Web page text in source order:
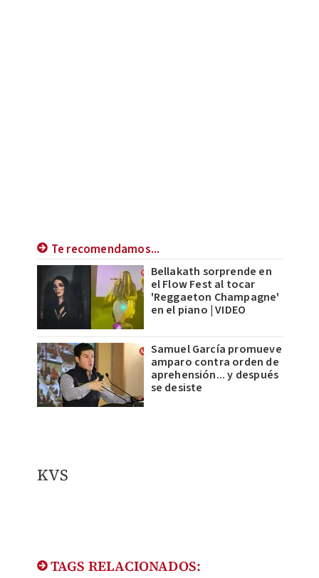
Te recomendamos...
Bellakath sorprende en
el Flow Fest al tocar
'Reggaeton Champagne'
en el piano | VIDEO
Samuel García promueve
amparo contra orden de
aprehensión... y después
se desiste
KVS
TAGS RELACIONADOS: